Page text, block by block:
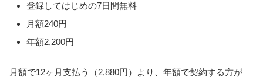
登録してはじめの7日間無料
月額240円
年額2,200円
月額で12ヶ月支払う（2,880円）より、年額で契約する方が